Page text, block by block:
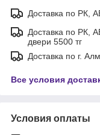
Доставка по РК,
Доставка по РК,
двери 5500 тг
Доставка по г.
Все условия
Условия оплаты